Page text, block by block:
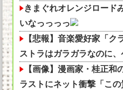
きまぐれオレンジロード
いなっっっっ
【悲報】音楽愛好家「ク
ストラはガラガラなのに
【画像】漫画家・桂正和
ラストにネット衝撃「こ